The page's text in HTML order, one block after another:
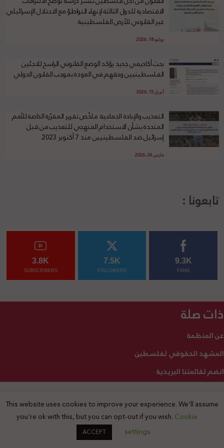
الاقتصادية للدول الثالثة لإنهاء التواطؤ مع الاحتلال الإسرائيلي
غير القانوني للأرض الفلسطينية
يوليو 18, 2026
بحث أكاديمي جديد يؤكد الوضع القانوني الراسخ للاجئين
الفلسطينيين وحقهم في العودة بموجب القانون الدولي
أبريل 15, 2026
التعذيب والإبادة الجماعية: ملخّص تقرير المقرّرة الخاصة للأمم
المتحدة بشأن الاستخدام المنهجي للتعذيب من قبل
إسرائيل ضد الفلسطينيين منذ 7 أكتوبر 2023
مارس 24, 2026
تابعونا :
9.3K
FANS
7.5K
FOLLOWERS
3.8K
SUBSCRIBERS
ذات صلة
عن المنظمة
المشهد الحقوقي لفلسطين
انضم لقائمتنا البريدية
2025 © جميع الحقوق محفوظة
This website uses cookies to improve your experience. We'll assume
you're ok with this, but you can opt-out if you wish. Cookie
settings
ACCEPT